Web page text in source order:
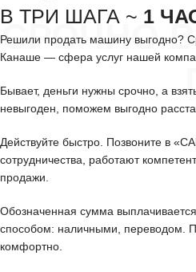
СРОЧНО
В ТРИ ШАГА ~ 1
Решили продать машину выгодно?
Канаше — сфера услуг нашей
Бывает, деньги нужны срочно, а
невыгоден, поможем выгодно
Действуйте быстро. Позвоните в
сотрудничества, работают
продажи.
Обозначенная сумма
способом: наличными, переводом.
комфортно.